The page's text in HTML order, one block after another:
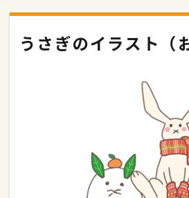
うさぎのイラスト（